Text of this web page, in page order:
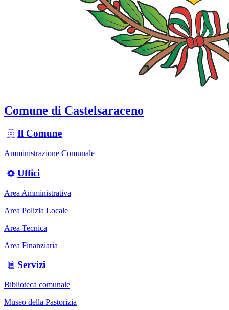
Comune di Castelsaraceno
Il Comune
Amministrazione Comunale
Uffici
Area Amministrativa
Area Polizia Locale
Area Tecnica
Area Finanziaria
Servizi
Biblioteca comunale
Museo della Pastorizia